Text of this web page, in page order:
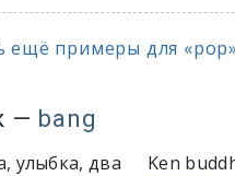
ещё примеры для
— bang
улыбка, два
Ken